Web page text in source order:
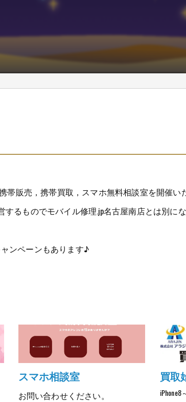
帯販売，携帯買取，スマホ無料相談室を開催い
るものでモバイル修理.jp名古屋南店とは別にな
ンペーンもあります♪
スマホ相談室
お問い合わせください。
買取
iPhone8